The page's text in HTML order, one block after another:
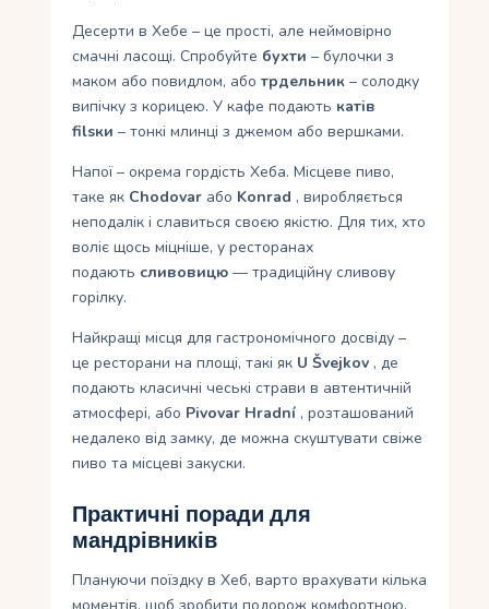
Десерти в Хебе – це прості, але неймовірно
смачні ласощі. Спробуйте бухти – булочки з
маком або повидлом, аботрдельник – солодку
випічку з корицею. У кафе подають катів
filsки – тонкі млинці з джемом або вершками.
Напої – окрема гордість Хеба. Місцеве пиво,
таке як Chodovar або Konrad , виробляється
неподалік і славиться своєю якістю. Для тих, хто
воліє щось міцніше, у ресторанах
подають сливовицю — традиційну сливову
горілку.
Найкращі місця для гастрономічного досвіду –
це ресторани на площі, такі як U Švejkov , де
подають класичні чеські страви в автентичній
атмосфері, або Pivovar Hradní , розташований
недалеко від замку, де можна скуштувати свіже
пиво та місцеві закуски.
Практичні поради для
мандрівників
Плануючи поїздку в Хеб, варто врахувати кілька
моментів, щоб зробити подорож комфортною.